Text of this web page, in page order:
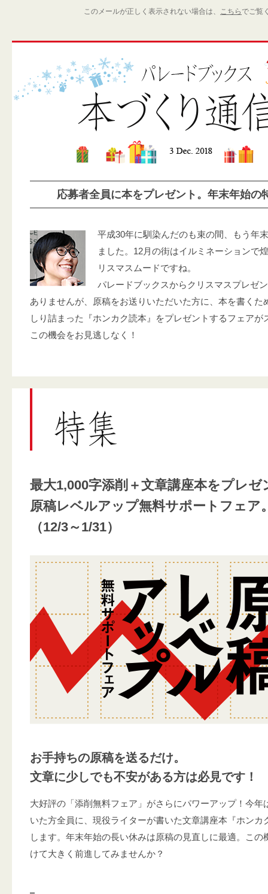
このメールが正しく表示されない場合は、 こちらでご覧
応募者全員に本をプレゼント。年末年始の
平成30年に馴染んだのも束の間、もう年
ました。12月の街はイルミネーションで
リスマスムードですね。
パレードブックスからクリスマスプレゼ
ありませんが、原稿をお送りいただいた方に、本を書くた
しり詰まった『ホンカク読本』をプレゼントするフェアが
この機会をお見逃しなく！
最大1,000字添削＋文章講座本をプレゼ
原稿レベルアップ無料サポートフェア
（12/3～1/31）
お手持ちの原稿を送るだけ。
文章に少しでも不安がある方は必見です！
大好評の「添削無料フェア」がさらにパワーアップ！今年
いた方全員に、現役ライターが書いた文章講座本『ホンカ
します。年末年始の長い休みは原稿の見直しに最適。この
けて大きく前進してみませんか？